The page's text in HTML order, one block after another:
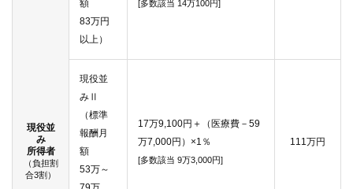
現役並
み
所得者
（負担割
合3割）
額
83万円
以上）
[多数該当 14万100円]
現役並
みⅡ
（標準
報酬月
額
53万～
17万9,100円＋（医療費－59
万7,000円）×1％
[多数該当 9万3,000円]
111万円